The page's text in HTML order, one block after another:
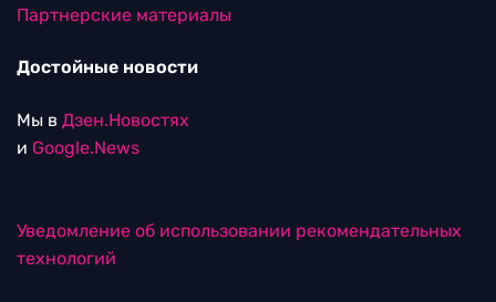
Партнерские материалы
Достойные новости
Мы в Дзен.Новостях
и Google.News
Уведомление об использовании рекомендательных
технологий